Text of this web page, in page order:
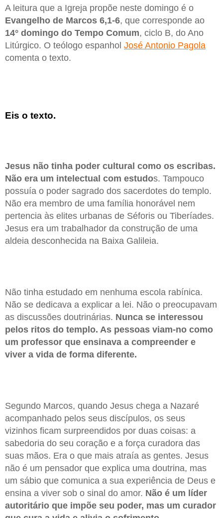
A leitura que a Igreja propõe neste domingo é o
Evangelho de Marcos 6,1-6, que corresponde ao
14° domingo do Tempo Comum, ciclo B, do Ano
Litúrgico. O teólogo espanhol José Antonio Pagola
comenta o texto.
Eis o texto.
Jesus não tinha poder cultural como os escribas.
Não era um intelectual com estudos. Tampouco
possuía o poder sagrado dos sacerdotes do templo.
Não era membro de uma família honorável nem
pertencia às elites urbanas de Séforis ou Tiberíades.
Jesus era um trabalhador da construção de uma
aldeia desconhecida na Baixa Galileia.
Não tinha estudado em nenhuma escola rabínica.
Não se dedicava a explicar a lei. Não o preocupavam
as discussões doutrinárias. Nunca se interessou
pelos ritos do templo. As pessoas viam-no como
um professor que ensinava a compreender e
viver a vida de forma diferente.
Segundo Marcos, quando Jesus chega a Nazaré
acompanhado pelos seus discípulos, os seus
vizinhos ficam surpreendidos por duas coisas: a
sabedoria do seu coração e a força curadora das
suas mãos. Era o que mais atraía as gentes. Jesus
não é um pensador que explica uma doutrina, mas
um sábio que comunica a sua experiência de Deus e
ensina a viver sob o sinal do amor. Não é um líder
autoritário que impõe seu poder, mas um curador